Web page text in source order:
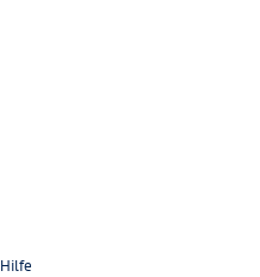
Hilfe